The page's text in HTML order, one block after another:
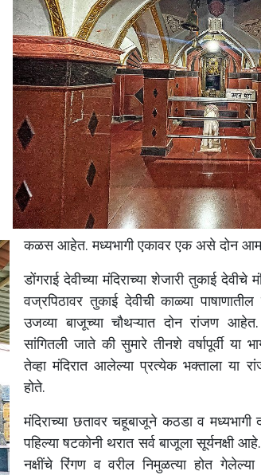
कळस आहेत.मध्यभागी एकावर एक असे दोन
डोंगराई देवीच्या मंदिराच्या शेजारी तुकाई देवीचे
वज्रपिठावर तुकाई देवीची काळ्या पाषाणातील
उजव्या बाजूच्या चौथऱ्यात दोन रांजण आहेत
सांगितली जाते की सुमारे तीनशे वर्षापूर्वी या
तेव्हा मंदिरात आलेल्या प्रत्येक भक्ताला या
होते.
मंदिराच्या छतावर चहूबाजूने कठडा व मध्यभागी
पहिल्या षटकोनी थरात सर्व बाजूला सूर्यनक्षी आहे
नक्षींचे रिंगण व वरील निमुळत्या होत गेलेल्या